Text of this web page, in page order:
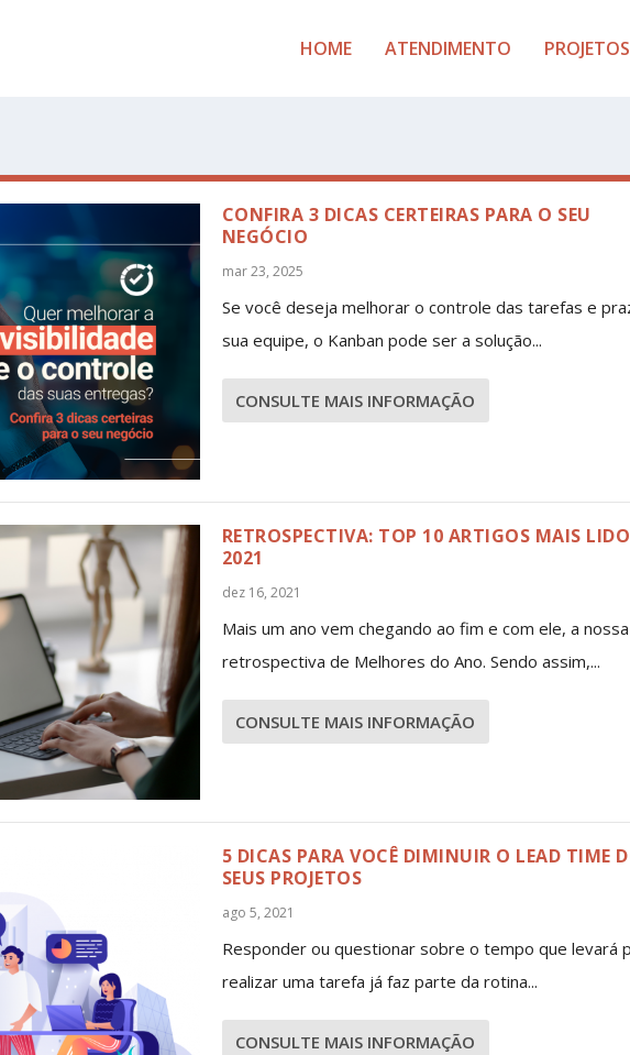
HOME ATENDIMENTO PROJETOS
CONFIRA 3 DICAS CERTEIRAS PARA O SEU
NEGÓCIO
mar 23, 2025
Se você deseja melhorar o controle das tarefas e
sua equipe, o Kanban pode ser a solução...
CONSULTE MAIS INFORMAÇÃO
RETROSPECTIVA: TOP 10 ARTIGOS MAIS
2021
dez 16, 2021
Mais um ano vem chegando ao fim e com ele, a nossa
retrospectiva de Melhores do Ano. Sendo assim,...
CONSULTE MAIS INFORMAÇÃO
5 DICAS PARA VOCÊ DIMINUIR O LEAD TIME
SEUS PROJETOS
ago 5, 2021
Responder ou questionar sobre o tempo que levará
realizar uma tarefa já faz parte da rotina...
CONSULTE MAIS INFORMAÇÃO